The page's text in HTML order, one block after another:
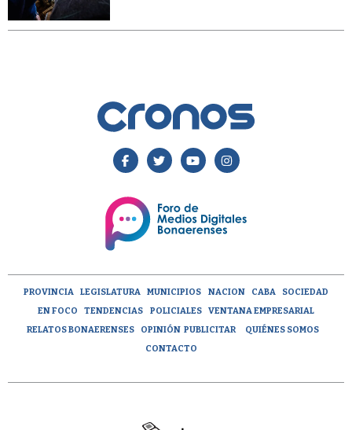
PROVINCIA LEGISLATURA MUNICIPIOS NACION CABA
SOCIEDAD
EN FOCO
TENDENCIAS POLICIALES
VENTANA EMPRESARIAL
RELATOS BONAERENSES
OPINIÓN PUBLICITAR
QUIÉNES SOMOS
CONTACTO